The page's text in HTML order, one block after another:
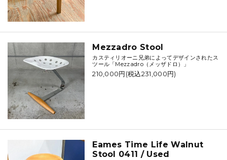
Mezzadro Stool
カスティリオーニ兄弟によってデザインされたス
ツール「Mezzadro（メッザドロ）」
210,000円(税込231,000円)
Eames Time Life Walnut
Stool 0411 / Used